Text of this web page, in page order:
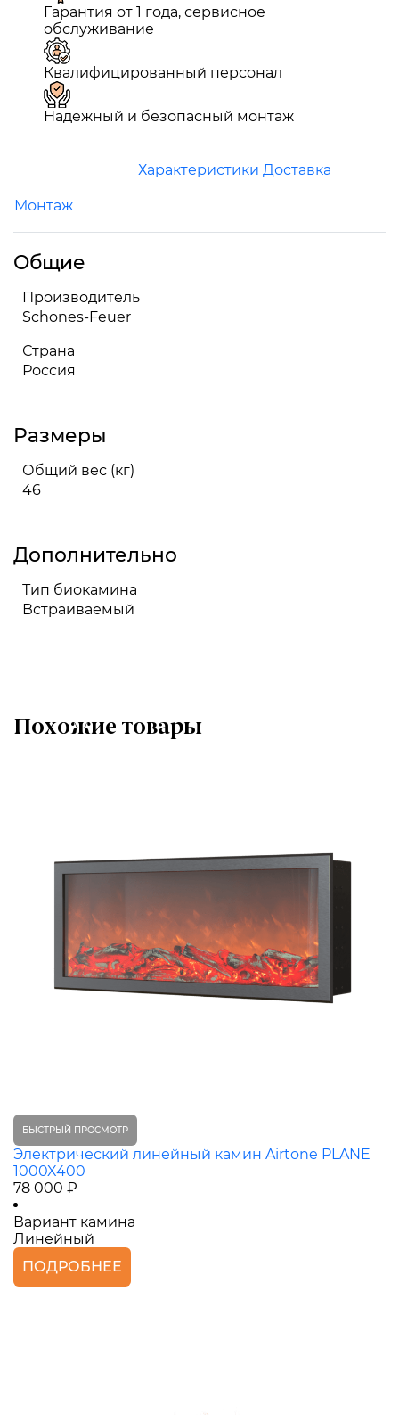
Гарантия от 1 года, сервисное
обслуживание
Квалифицированный персонал
Надежный и безопасный монтаж
Характеристики Доставка
Монтаж
Общие
Производитель
Schones-Feuer
Страна
Россия
Размеры
Общий вес (кг)
46
Дополнительно
Тип биокамина
Встраиваемый
Похожие товары
БЫСТРЫЙ ПРОСМОТР
Электрический линейный камин Airtone PLANE
1000X400
78 000 ₽
Вариант камина
Линейный
ПОДРОБНЕЕ